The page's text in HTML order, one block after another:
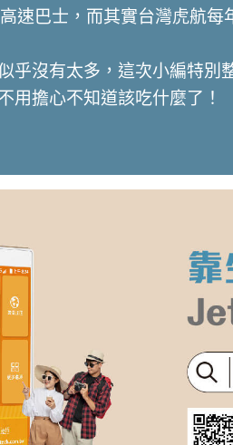
速巴士，而其實台灣虎航每
乎沒有太多，這次小編特
用擔心不知道該吃什麼了！